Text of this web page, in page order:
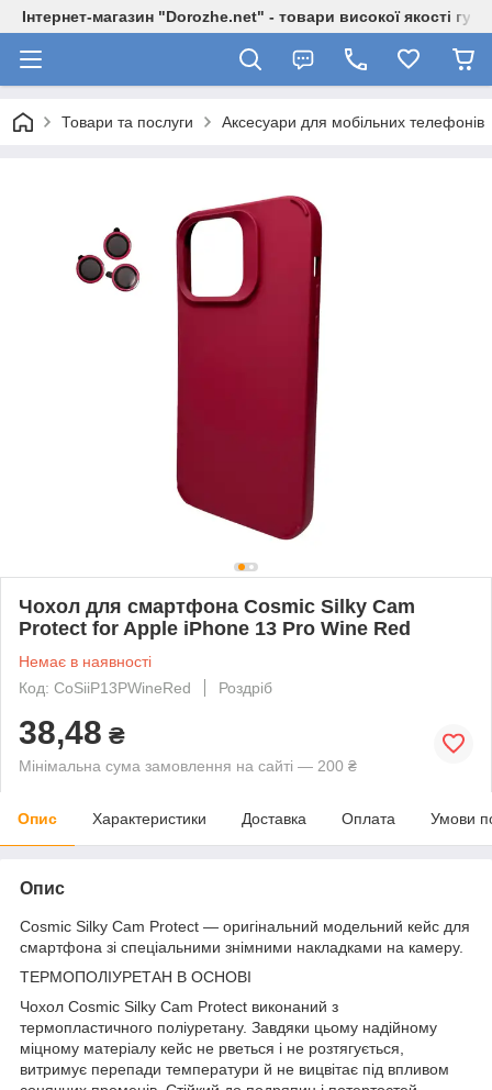
Інтернет-магазин "Dorozhe.net" - товари високої якості
Товари та послуги Аксесуари для мобільних телефонів
Чохол для смартфона Cosmic Silky Cam
Protect for Apple iPhone 13 Pro Wine Red
Немає в наявності
Код: CoSiiP13PWineRed
Роздріб
38,48 ₴
Мінімальна сума замовлення на сайті — 200 ₴
Опис Характеристики Доставка Оплата Умови
Опис
Cosmic Silky Cam Protect — оригінальний модельний кейс для
смартфона зі спеціальними знімними накладками на камеру.
ТЕРМОПОЛІУРЕТАН В ОСНОВІ
Чохол Cosmic Silky Cam Protect виконаний з
термопластичного поліуретану. Завдяки цьому надійному
міцному матеріалу кейс не рветься і не розтягується,
витримує перепади температури й не вицвітає під впливом